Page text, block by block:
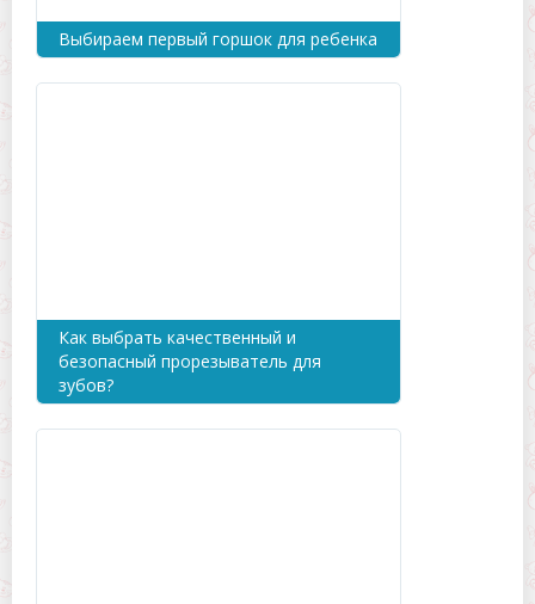
Выбираем первый горшок для ребенка
Как выбрать качественный и
безопасный прорезыватель для
зубов?